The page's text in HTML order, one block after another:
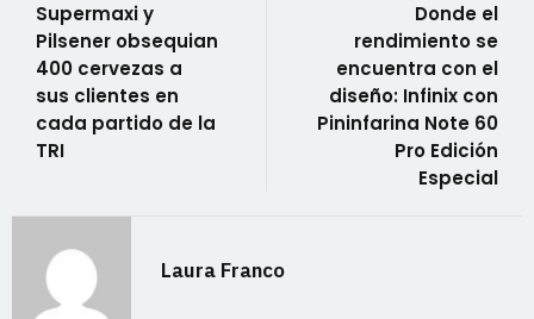
Supermaxi y
Pilsener obsequian
400 cervezas a
sus clientes en
cada partido de la
TRI
Donde el
rendimiento se
encuentra con el
diseño: Infinix con
Pininfarina Note 60
Pro Edición
Especial
Laura Franco